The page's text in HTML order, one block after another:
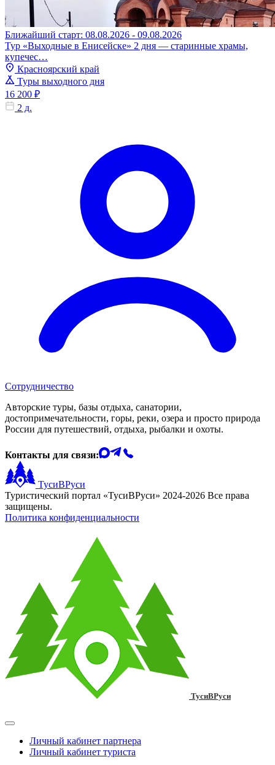
Ближайший старт: 08.08.2026 - 09.08.2026
Тур «Выходные в Енисейске» 2 дня — старинные храмы,
купечес…
Красноярский край
Туры выходного дня
16 200 ₽
2 д.
Сотрудничество
Авторские туры, базы отдыха, санатории,
достопримечательности, горы, реки, озера и просто природа
России для путешествий, отдыха, рыбалки и охоты.
Контакты для связи:
ТусиВРуси
Туристический портал «ТусиВРуси» 2024-2026 Все права
защищены.
Политика конфиденциальности
ТусиВРуси
Личный кабинет партнера
Личный кабинет туриста